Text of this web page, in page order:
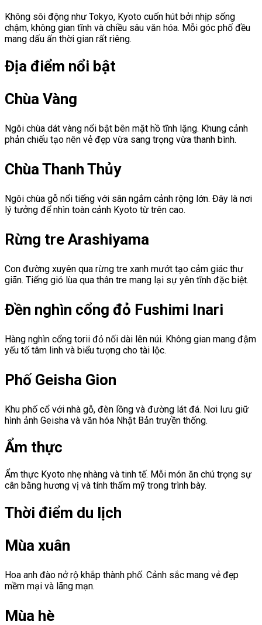
Không sôi động như Tokyo, Kyoto cuốn hút bởi nhịp sống
chậm, không gian tĩnh và chiều sâu văn hóa. Mỗi góc phố đều
mang dấu ấn thời gian rất riêng.
Địa điểm nổi bật
Chùa Vàng
Ngôi chùa dát vàng nổi bật bên mặt hồ tĩnh lặng. Khung cảnh
phản chiếu tạo nên vẻ đẹp vừa sang trọng vừa thanh bình.
Chùa Thanh Thủy
Ngôi chùa gỗ nổi tiếng với sân ngắm cảnh rộng lớn. Đây là nơi
lý tưởng để nhìn toàn cảnh Kyoto từ trên cao.
Rừng tre Arashiyama
Con đường xuyên qua rừng tre xanh mướt tạo cảm giác thư
giãn. Tiếng gió lùa qua thân tre mang lại sự yên tĩnh đặc biệt.
Đền nghìn cổng đỏ Fushimi Inari
Hàng nghìn cổng torii đỏ nối dài lên núi. Không gian mang đậm
yếu tố tâm linh và biểu tượng cho tài lộc.
Phố Geisha Gion
Khu phố cổ với nhà gỗ, đèn lồng và đường lát đá. Nơi lưu giữ
hình ảnh Geisha và văn hóa Nhật Bản truyền thống.
Ẩm thực
Ẩm thực Kyoto nhẹ nhàng và tinh tế. Mỗi món ăn chú trọng sự
cân bằng hương vị và tính thẩm mỹ trong trình bày.
Thời điểm du lịch
Mùa xuân
Hoa anh đào nở rộ khắp thành phố. Cảnh sắc mang vẻ đẹp
mềm mại và lãng mạn.
Mùa hè